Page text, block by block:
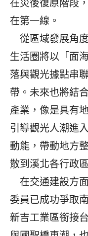
在災後復原階段
在第一線。
從區域發展角
生活圈將以「面
落與觀光據點串
帶。未來也將結
產業，像是具有
引導觀光人潮進
動能，帶動地方
散到溪北各行政
在交通建設方
委員已成功爭取
新吉工業區銜接